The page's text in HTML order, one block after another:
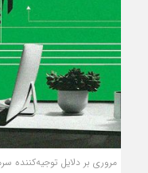
اولیه پایدار مورد توجه باشد.
مروری بر دلایل توجیه‏‏‌کننده